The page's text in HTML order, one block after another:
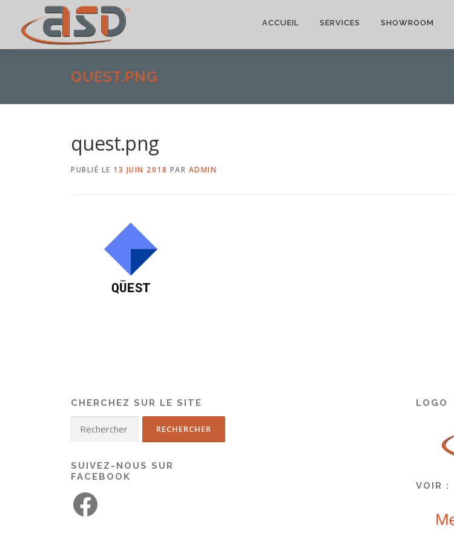
ACCUEIL SERVICES SHOWROOM
QUEST.PNG
quest.png
PUBLIÉ LE 13 JUIN 2018 PAR ADMIN
CHERCHEZ SUR LE SITE
SUIVEZ-NOUS SUR
FACEBOOK
LOGO
VOIR :